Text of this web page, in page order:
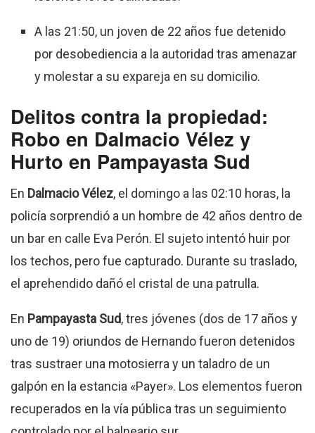
A las 21:50, un joven de 22 años fue detenido
por desobediencia a la autoridad tras amenazar
y molestar a su expareja en su domicilio.
Delitos contra la propiedad:
Robo en Dalmacio Vélez y
Hurto en Pampayasta Sud
En Dalmacio Vélez, el domingo a las 02:10 horas, la
policía sorprendió a un hombre de 42 años dentro de
un bar en calle Eva Perón. El sujeto intentó huir por
los techos, pero fue capturado. Durante su traslado,
el aprehendido dañó el cristal de una patrulla.
En Pampayasta Sud, tres jóvenes (dos de 17 años y
uno de 19) oriundos de Hernando fueron detenidos
tras sustraer una motosierra y un taladro de un
galpón en la estancia «Payer». Los elementos fueron
recuperados en la vía pública tras un seguimiento